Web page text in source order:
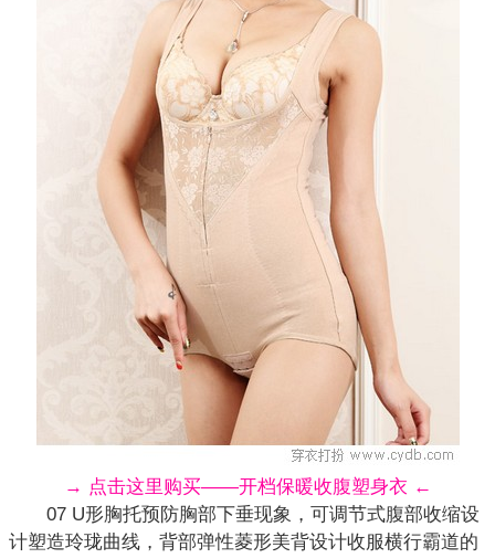
→ 点击这里购买——开档保暖收腹塑身衣 ←
07 U形胸托预防胸部下垂现象，可调节式腹部收缩设
计塑造玲珑曲线，背部弹性菱形美背设计收服横行霸道的